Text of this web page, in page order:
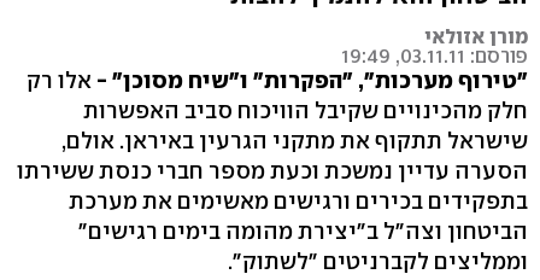
מורן אזולאי
פורסם: 03.11.11, 19:49
"טירוף מערכות", "הפקרות" ו"שיח מסוכן" - אלו רק
חלק מהכינויים שקיבל הוויכוח סביב האפשרות
שישראל תתקוף את מתקני הגרעין באיראן. אולם,
הסערה עדיין נמשכת וכעת מספר חברי כנסת ששירתו
בתפקידים בכירים ורגישים מאשימים את מערכת
הביטחון וצה"ל ב"יצירת מהומה בימים רגישים"
וממליצים לקברניטים "לשתוק".